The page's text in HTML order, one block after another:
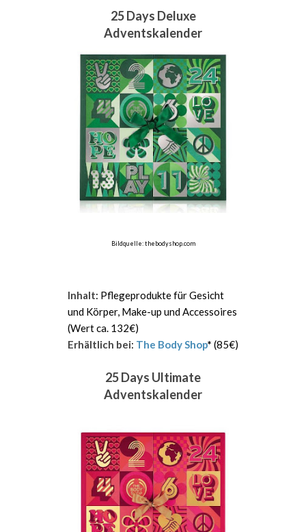
25 Days Deluxe
Adventskalender
Bildquelle: thebodyshop.com
Inhalt: Pflegeprodukte für Gesicht
und Körper, Make-up und Accessoires
(Wert ca. 132€)
Erhältlich bei: The Body Shop* (85€)
25 Days Ultimate
Adventskalender